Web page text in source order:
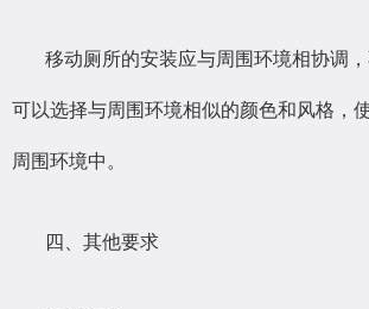
移动厕所的安装应与周围环境相协调，
可以选择与周围环境相似的颜色和风格，
周围环境中。
四、其他要求